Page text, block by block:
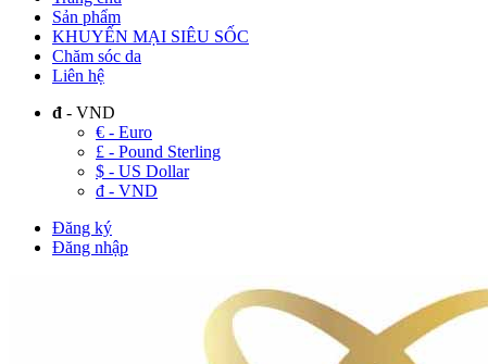
Sản phẩm
KHUYẾN MẠI SIÊU SỐC
Chăm sóc da
Liên hệ
đ - VND
€ - Euro
£ - Pound Sterling
$ - US Dollar
đ - VND
Đăng ký
Đăng nhập